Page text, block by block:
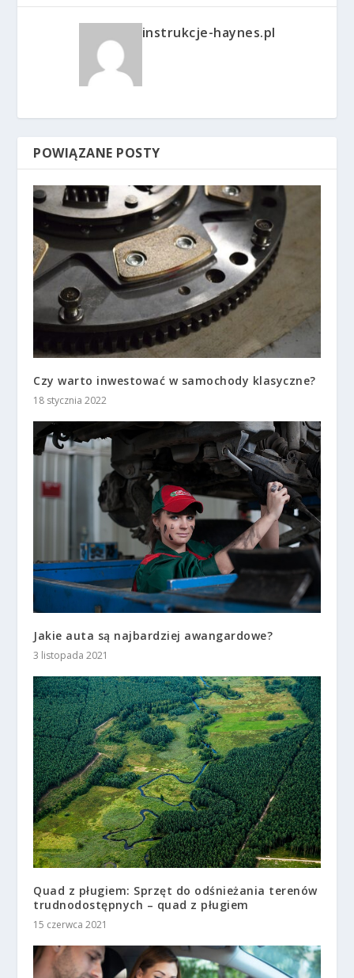
instrukcje-haynes.pl
POWIĄZANE POSTY
Czy warto inwestować w samochody klasyczne?
18 stycznia 2022
Jakie auta są najbardziej awangardowe?
3 listopada 2021
Quad z pługiem: Sprzęt do odśnieżania terenów
trudnodostępnych – quad z pługiem
15 czerwca 2021